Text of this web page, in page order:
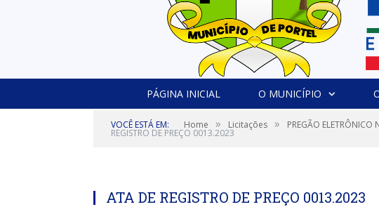
PÁGINA INICIAL O MUNICÍPIO
VOCÊ ESTÁ EM: Home » Licitações » PREGÃO
REGISTRO DE PREÇO 0013.2023
ATA DE REGISTRO DE PREÇO 0013.2023